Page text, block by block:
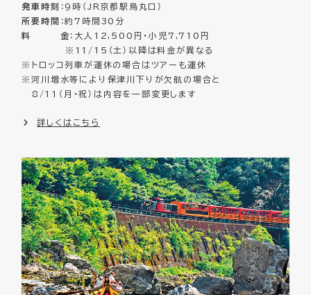
発車時刻 ：9時（JR京都駅烏丸口）
所要時間 ：約7時間30分
料 金：大人12,500円・小児7,710円
※11/15（土）以降は料金が異なる
※トロッコ列車が運休の場合はツアーも運休
※河川増水等により保津川下りが欠航の場合と
8/11（月・祝）は内容を一部変更します
詳しくはこちら